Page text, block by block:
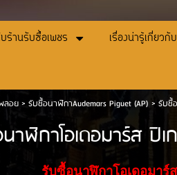
ร้านรับซื้อเพชร เรื่องน่ารู้เกี่ยวกั
ลอย> รับซื้อนาฬิกาAudemars Piguet (AP) > รับซื้
าฬิกาโอเดอมาร์ส ปิเก
รับซื้อนาฬิกาโอเดอมาร์